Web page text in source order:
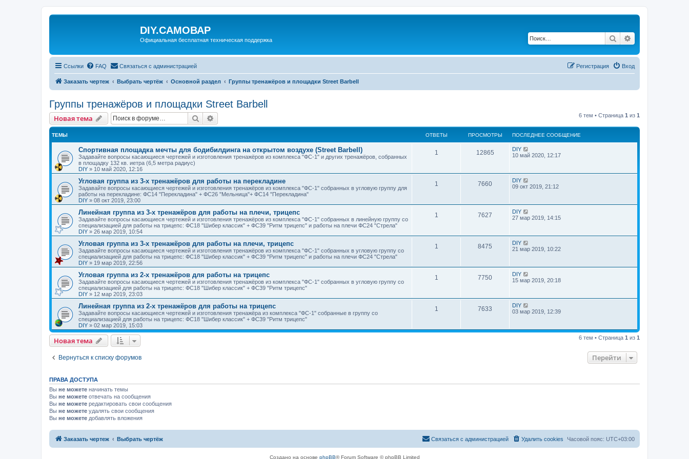
DIY.САМОВАР
Официальная бесплатная техническая поддержка Поиск
Ссылки FAQ Связаться с администрацией Вход
Регистрация
Заказать чертеж Выбрать чертёж Основной раздел Группы тренажёров и площадки Street Barbell
Группы тренажёров и площадки Street Barbell
Новая тема Поиск 6 тем • Страница 1 из 1
ТЕМЫ ОТВЕТЫ ПРОСМОТРЫ ПОСЛЕДНЕЕ СООБЩЕНИЕ
Спортивная площадка мечты для бодибилдинга на открытом воздухе (Street Barbell)
Задавайте вопросы касающиеся чертежей и изготовления тренажёров из комплекса "ФС-1" и других тренажёров, собранных
в площадку 132 кв. иетра (6,5 метра радиус)
DIY » 10 май 2020, 12:16
1 12865
DIY
10 май 2020, 12:17
Угловая группа из 3-х тренажёров для работы на перекладине
Задавайте вопросы касающиеся чертежей и изготовления тренажёров из комплекса "ФС-1" собранных в угловую группу для
работы на перекладине: ФС14 "Перекладина" + ФС26 "Мельница"+ ФС14 "Перекладина"
DIY » 08 окт 2019, 23:00
1 7660
DIY
09 окт 2019, 21:12
Линейная группа из 3-х тренажёров для работы на плечи, трицепс
Задавайте вопросы касающиеся чертежей и изготовления тренажёров из комплекса "ФС-1" собранных в линейную группу со
специализацией для работы на трицепс: ФС18 "Шибер классик" + ФС39 "Ритм трицепс" и работы на плечи ФС24 "Стрела"
DIY » 26 мар 2019, 10:54
1 7627
DIY
27 мар 2019, 14:15
Угловая группа из 3-х тренажёров для работы на плечи, трицепс
Задавайте вопросы касающиеся чертежей и изготовления тренажёров из комплекса "ФС-1" собранных в угловую группу со
специализацией для работы на трицепс: ФС18 "Шибер классик" + ФС39 "Ритм трицепс" и работы на плечи ФС24 "Стрела"
DIY » 19 мар 2019, 22:56
1 8475
DIY
21 мар 2019, 10:22
Угловая группа из 2-х тренажёров для работы на трицепс
Задавайте вопросы касающиеся чертежей и изготовления тренажёров из комплекса "ФС-1" собранных в угловую группу со
специализацией для работы на трицепс: ФС18 "Шибер классик" + ФС39 "Ритм трицепс"
DIY » 12 мар 2019, 23:03
1 7750
DIY
15 мар 2019, 20:18
Линейная группа из 2-х тренажёров для работы на трицепс
Задавайте вопросы касающиеся чертежей и изготовления тренажёра из комплекса "ФС-1" собранные в группу со
специализацией для работы на трицепс: ФС18 "Шибер классик" + ФС39 "Ритм трицепс"
DIY » 02 мар 2019, 15:03
1 7633
DIY
03 мар 2019, 12:39
Новая тема 6 тем • Страница 1 из 1
Вернуться к списку форумов Перейти
ПРАВА ДОСТУПА
Вы не можете начинать темы
Вы не можете отвечать на сообщения
Вы не можете редактировать свои сообщения
Вы не можете удалять свои сообщения
Вы не можете добавлять вложения
Заказать чертеж Выбрать чертёж Часовой пояс: UTC+03:00
Удалить cookies
Связаться с администрацией
Создано на основе phpBB® Forum Software © phpBB Limited